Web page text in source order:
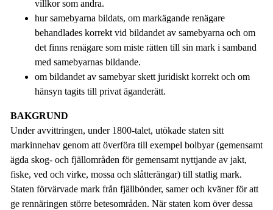
villkor som andra.
hur samebyarna bildats, om markägande renägare
behandlades korrekt vid bildandet av samebyarna och om
det finns renägare som miste rätten till sin mark i samband
med samebyarnas bildande.
om bildandet av samebyar skett juridiskt korrekt och om
hänsyn tagits till privat äganderätt.
BAKGRUND
Under avvittringen, under 1800-talet, utökade staten sitt
markinnehav genom att överföra till exempel bolbyar (gemensamt
ägda skog- och fjällområden för gemensamt nyttjande av jakt,
fiske, ved och virke, mossa och slåtterängar) till statlig mark.
Staten förvärvade mark från fjällbönder, samer och kväner för att
ge rennäringen större betesområden. När staten kom över dessa